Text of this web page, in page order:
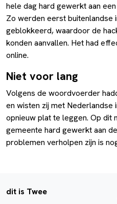
hele dag hard gewerkt aan
Zo werden eerst buitenlandse
geblokkeerd, waardoor de
konden aanvallen. Het had
online.
Niet voor lang
Volgens de woordvoerder
en wisten zij met Nederlandse
opnieuw plat te leggen. Op dit
gemeente hard gewerkt aan
problemen verholpen zijn is
dit is Twee